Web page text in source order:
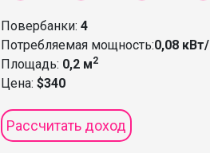
Повербанки:4
Потребляемая мощность:0,08
Площадь: 0,2 м2
Цена:$340
Рассчитать доход